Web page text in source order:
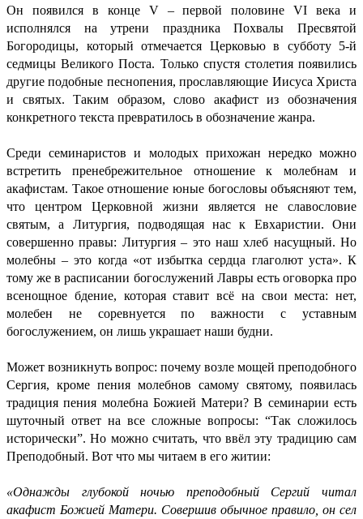
Он появился в конце V – первой половине VI века и
исполнялся на утрени праздника Похвалы Пресвятой
Богородицы, который отмечается Церковью в субботу 5-й
седмицы Великого Поста. Только спустя столетия появились
другие подобные песнопения, прославляющие Иисуса Христа
и святых. Таким образом, слово акафист из обозначения
конкретного текста превратилось в обозначение жанра.
Среди семинаристов и молодых прихожан нередко можно
встретить пренебрежительное отношение к молебнам и
акафистам. Такое отношение юные богословы объясняют тем,
что центром Церковной жизни является не славословие
святым, а Литургия, подводящая нас к Евхаристии. Они
совершенно правы: Литургия – это наш хлеб насущный. Но
молебны – это когда «от избытка сердца глаголют уста». К
тому же в расписании богослужений Лавры есть оговорка про
всенощное бдение, которая ставит всё на свои места: нет,
молебен не соревнуется по важности с уставным
богослужением, он лишь украшает наши будни.
Может возникнуть вопрос: почему возле мощей преподобного
Сергия, кроме пения молебнов самому святому, появилась
традиция пения молебна Божией Матери? В семинарии есть
шуточный ответ на все сложные вопросы: “Так сложилось
исторически”. Но можно считать, что ввёл эту традицию сам
Преподобный. Вот что мы читаем в его житии:
«Однажды глубокой ночью преподобный Сергий читал
акафист Божией Матери. Совершив обычное правило, он сел